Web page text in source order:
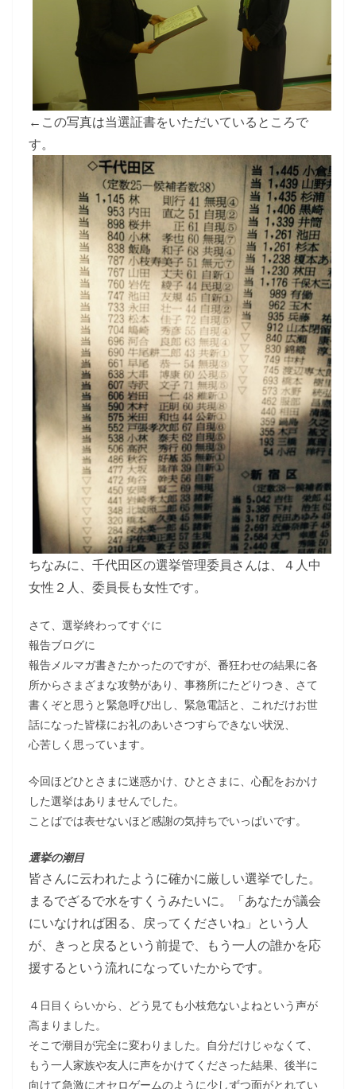
←この写真は当選証書をいただいているところで
す。
ちなみに、千代田区の選挙管理委員さんは、４人中
女性２人、委員長も女性です。
さて、選挙終わってすぐに
報告ブログに
報告メルマガ書きたかったのですが、番狂わせの結果に各
所からさまざまな攻勢があり、事務所にたどりつき、さて
書くぞと思うと緊急呼び出し、緊急電話と、これだけお世
話になった皆様にお礼のあいさつすらできない状況、
心苦しく思っています。
今回ほどひとさまに迷惑かけ、ひとさまに、心配をおかけ
した選挙はありませんでした。
ことばでは表せないほど感謝の気持ちでいっぱいです。
選挙の潮目
皆さんに云われたように確かに厳しい選挙でした。
まるでざるで水をすくうみたいに。「あなたが議会
にいなければ困る、戻ってくださいね」という人
が、きっと戻るという前提で、もう一人の誰かを応
援するという流れになっていたからです。
４日目くらいから、どう見ても小枝危ないよねという声が
高まりました。
そこで潮目が完全に変わりました。自分だけじゃなくて、
もう一人家族や友人に声をかけてくださった結果、後半に
向けて急激にオセロゲームのように少しずつ面がとれてい